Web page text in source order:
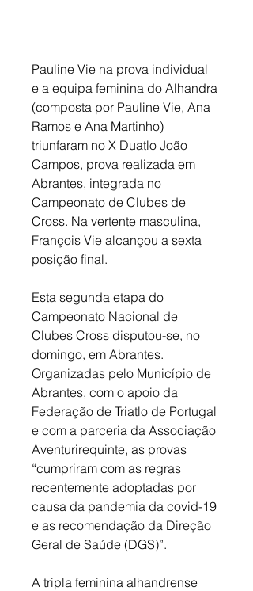
Pauline Vie na prova individual
e a equipa feminina do Alhandra
(composta por Pauline Vie, Ana
Ramos e Ana Martinho)
triunfaram no X Duatlo João
Campos, prova realizada em
Abrantes, integrada no
Campeonato de Clubes de
Cross. Na vertente masculina,
François Vie alcançou a sexta
posição final.
Esta segunda etapa do
Campeonato Nacional de
Clubes Cross disputou-se, no
domingo, em Abrantes.
Organizadas pelo Município de
Abrantes, com o apoio da
Federação de Triatlo de Portugal
e com a parceria da Associação
Aventurirequinte, as provas
“cumpriram com as regras
recentemente adoptadas por
causa da pandemia da covid-19
e as recomendação da Direção
Geral de Saúde (DGS)”.
A tripla feminina alhandrense